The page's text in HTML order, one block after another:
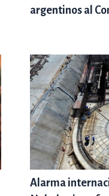
argentinos al
Alarma